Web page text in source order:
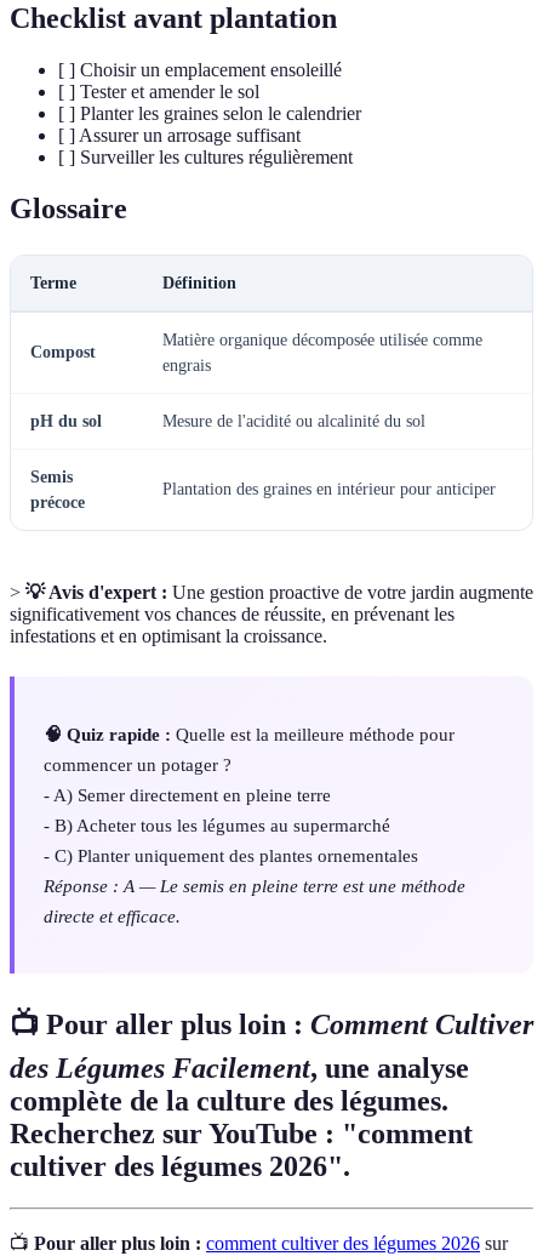
Checklist avant plantation
[ ] Choisir un emplacement ensoleillé
[ ] Tester et amender le sol
[ ] Planter les graines selon le calendrier
[ ] Assurer un arrosage suffisant
[ ] Surveiller les cultures régulièrement
Glossaire
Terme Définition
Compost
Matière organique décomposée utilisée comme
engrais
pH du sol Mesure de l'acidité ou alcalinité du sol
Semis
précoce
Plantation des graines en intérieur pour anticiper
> 💡 Avis d'expert : Une gestion proactive de votre jardin augmente
significativement vos chances de réussite, en prévenant les
infestations et en optimisant la croissance.
🧠 Quiz rapide : Quelle est la meilleure méthode pour
commencer un potager ?
- A) Semer directement en pleine terre
- B) Acheter tous les légumes au supermarché
- C) Planter uniquement des plantes ornementales
Réponse : A — Le semis en pleine terre est une méthode
directe et efficace.
📺 Pour aller plus loin : Comment Cultiver
des Légumes Facilement, une analyse
complète de la culture des légumes.
Recherchez sur YouTube : "comment
cultiver des légumes 2026".
📺 Pour aller plus loin : comment cultiver des légumes 2026 sur